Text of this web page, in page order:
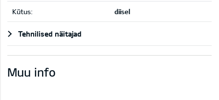
Kütus: diisel
Tehnilised näitajad
Muu info